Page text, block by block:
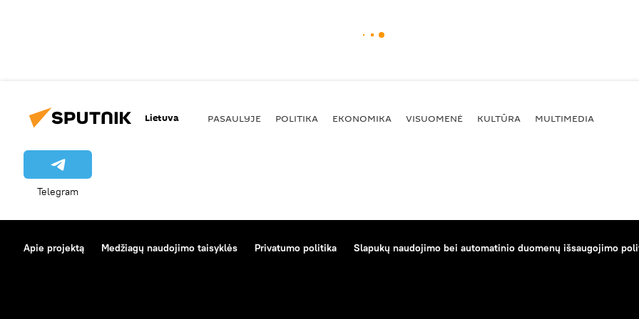
Lietuva PASAULYJE POLITIKA EKONOMIKA VISUOMENĖ KULTŪRA MULTIMEDIA
Telegram
Apie projektą Medžiagų naudojimo taisyklės Privatumo politika Slapukų naudojimo bei automatinio duomenų išsaugojimo